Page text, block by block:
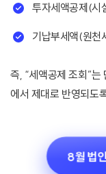
투자세액공제(시
기납부세액(원천
즉, “세액공제 조회”는
에서 제대로 반영되도
8월 법